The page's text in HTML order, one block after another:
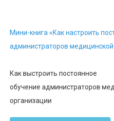
Мини-книга «Как настроить
администраторов
Как выстроить постоянное
обучение администраторов мед.
организации